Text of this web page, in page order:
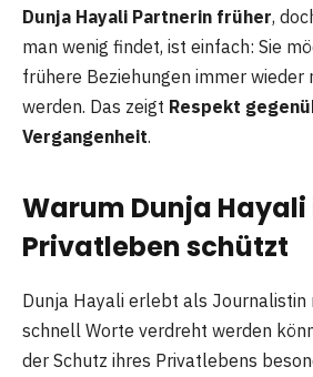
Dunja Hayali Partnerin früher,
man wenig findet, ist einfach: Sie
frühere Beziehungen immer wieder
werden. Das zeigt Respekt
Vergangenheit.
Warum Dunja Hayali
Privatleben schützt
Dunja Hayali erlebt als Journalistin
schnell Worte verdreht werden
der Schutz ihres Privatlebens